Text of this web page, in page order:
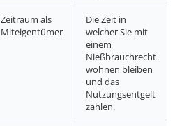
Zeitraum als
Miteigentümer
Die Zeit in
welcher Sie mit
einem
Nießbrauchrecht
wohnen bleiben
und das
Nutzungsentgelt
zahlen.